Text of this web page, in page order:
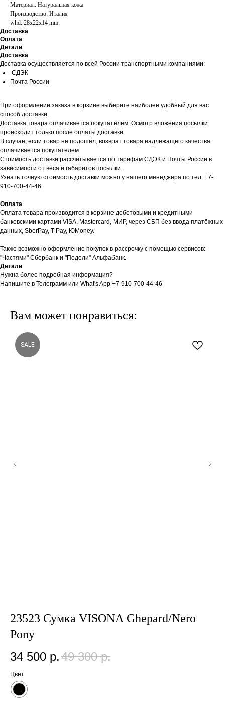
Материал: Натуральная кожа
Производство: Италия
whd: 28x22x14 mm
Доставка
Оплата
Детали
Доставка
Доставка осуществляется по всей России транспортными компаниями:
СДЭК
Почта России
При оформлении заказа в корзине выберите наиболее удобный для вас
способ доставки.
Доставка товара оплачивается покупателем. Осмотр вложения посылки
происходит только после оплаты доставки.
В случае, если товар не подошёл, возврат товара надлежащего качества
оплачивается покупателем.
Стоимость доставки рассчитывается по тарифам СДЭК и Почты России в
зависимости от веса и габаритов посылки.
Узнать точную стоимость доставки можно у нашего менеджера по тел. +7-
910-700-44-46
Оплата
Оплата товара производится в корзине дебетовыми и кредитными
банковскими картами VISA, Mastercard, МИР, через СБП без ввода платёжных
данных, SberPay, T-Pay, ЮMoney.
Также возможно оформление покупок в рассрочку с помощью сервисов:
"Частями" Сбербанк и "Подели" Альфабанк.
Детали
Нужна более подробная информация?
Напишите в Телеграмм или What's App +7-910-700-44-46
Вам может понравиться:
SALE
23523 Сумка VISONA Ghepard/Nero
Pony
34 500 р.49 300 р.
Цвет